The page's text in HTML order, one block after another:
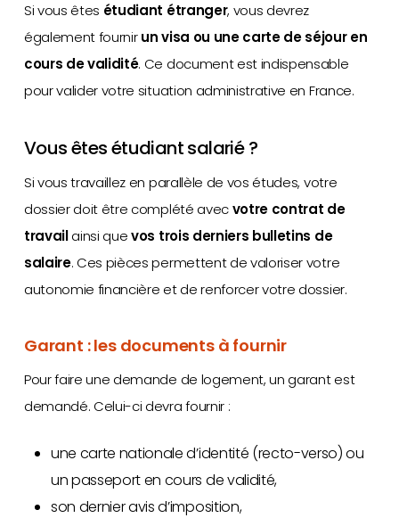
Si vous êtes étudiant étranger, vous devrez
également fournirun visa ou une carte de séjour en
cours de validité. Ce document est indispensable
pour valider votre situation administrative en France.
Vous êtes étudiant salarié ?
Si vous travaillez en parallèle de vos études, votre
dossier doit être complété avecvotre contrat de
travailainsi quevos trois derniers bulletins de
salaire. Ces pièces permettent de valoriser votre
autonomie financière et de renforcer votre dossier.
Garant : les documents à fournir
Pour faire une demande de logement, un garant est
demandé. Celui-ci devra fournir :
une carte nationale d’identité (recto-verso) ou
un passeport en cours de validité,
son dernier avis d’imposition,